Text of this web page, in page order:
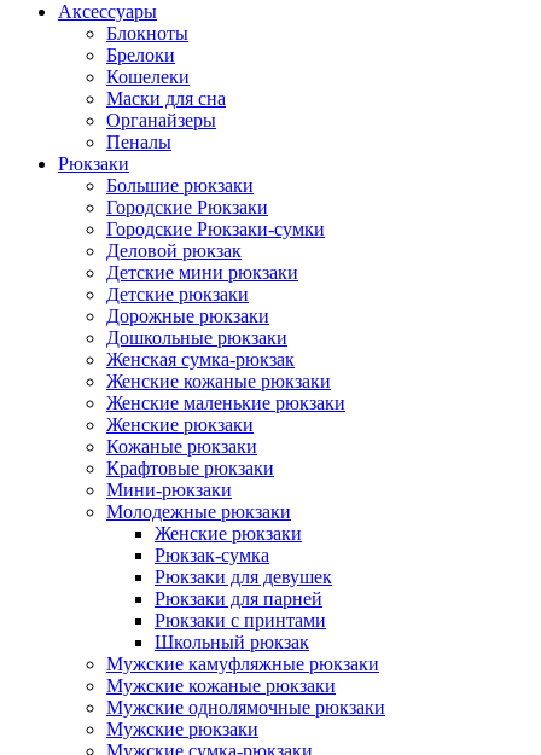
Аксессуары
Блокноты
Брелоки
Кошелеки
Маски для сна
Органайзеры
Пеналы
Рюкзаки
Большие рюкзаки
Городские Рюкзаки
Городские Рюкзаки-сумки
Деловой рюкзак
Детские мини рюкзаки
Детские рюкзаки
Дорожные рюкзаки
Дошкольные рюкзаки
Женская сумка-рюкзак
Женские кожаные рюкзаки
Женские маленькие рюкзаки
Женские рюкзаки
Кожаные рюкзаки
Крафтовые рюкзаки
Мини-рюкзаки
Молодежные рюкзаки
Женские рюкзаки
Рюкзак-сумка
Рюкзаки для девушек
Рюкзаки для парней
Рюкзаки с принтами
Школьный рюкзак
Мужские камуфляжные рюкзаки
Мужские кожаные рюкзаки
Мужские однолямочные рюкзаки
Мужские рюкзаки
Мужские сумка-рюкзаки